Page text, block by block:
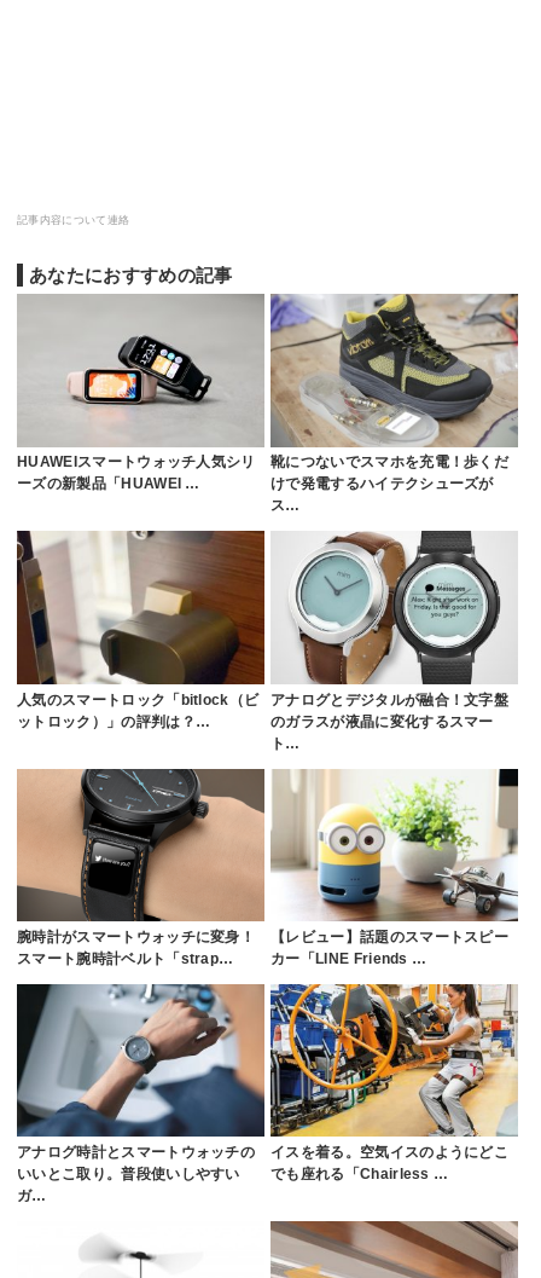
記事内容について連絡
あなたにおすすめの記事
HUAWEIスマートウォッチ人気シリ
ーズの新製品「HUAWEI …
靴につないでスマホを充電！歩くだ
けで発電するハイテクシューズが
ス…
人気のスマートロック「bitlock（ビ
ットロック）」の評判は？…
アナログとデジタルが融合！文字盤
のガラスが液晶に変化するスマー
ト…
腕時計がスマートウォッチに変身！
スマート腕時計ベルト「strap…
【レビュー】話題のスマートスピー
カー「LINE Friends …
アナログ時計とスマートウォッチの
いいとこ取り。普段使いしやすい
ガ…
イスを着る。空気イスのようにどこ
でも座れる「Chairless …